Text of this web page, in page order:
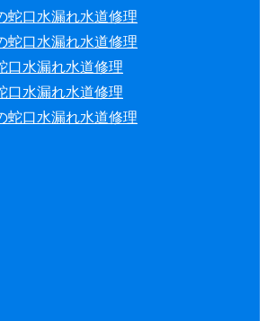
蛇口水漏れ水道修理
蛇口水漏れ水道修理
口水漏れ水道修理
口水漏れ水道修理
蛇口水漏れ水道修理